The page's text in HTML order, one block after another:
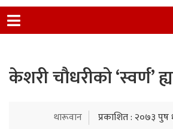
Nepal.
केशरी चौधरीको ‘स्वर्ण’
थारूवान प्रकाशित : २०७३ पुष